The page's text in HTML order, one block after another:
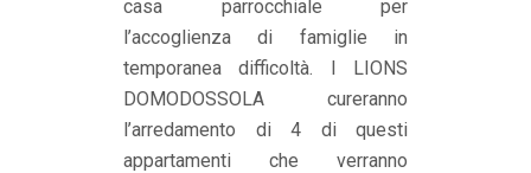
casa parrocchiale per
l’accoglienza di famiglie in
temporanea difficoltà. I LIONS
DOMODOSSOLA cureranno
l’arredamento di 4 di questi
appartamenti che verranno